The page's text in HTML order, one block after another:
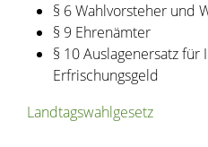
§ 6 Wahlvorsteher und
§ 9 Ehrenämter
§ 10 Auslagenersatz
Erfrischungsgeld
Landtagswahlgesetz